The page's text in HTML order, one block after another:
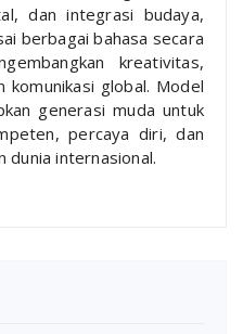
dan integrasi budaya,
berbagai bahasa secara
kreativitas,
komunikasi global. Model
generasi muda untuk
percaya diri, dan
dunia internasional.